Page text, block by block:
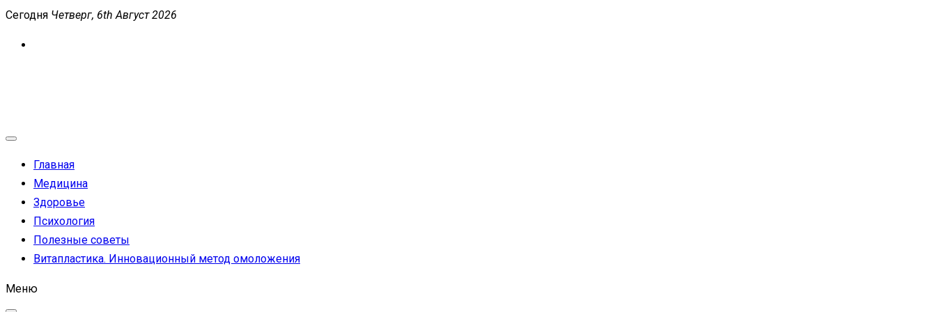
Перейти
Сегодня Четверг, 6th Август 2026
Главная
Медицина
Здоровье
Психология
Полезные советы
Витапластика. Инновационный метод омоложения
Меню